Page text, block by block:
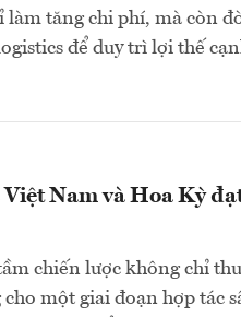
tăng chi phí, mà còn
để duy trì lợi thế
Nam và Hoa Kỳ
chiến lược không chỉ
một giai đoạn hợp tác